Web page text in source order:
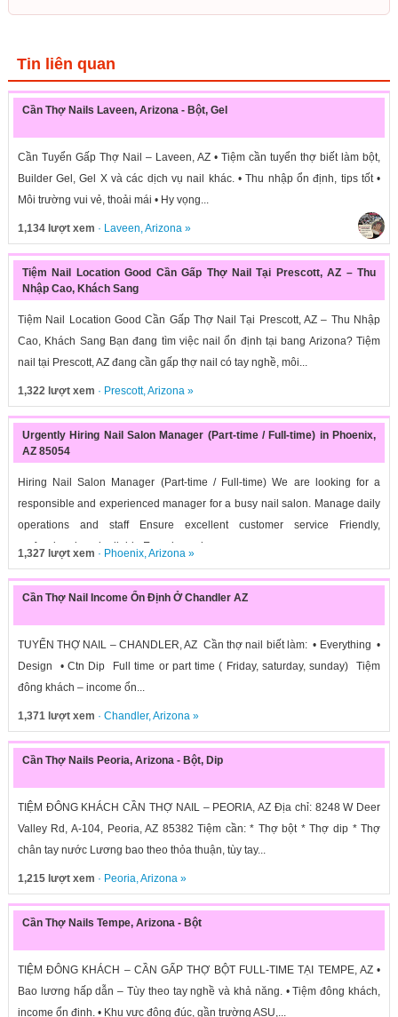
Tin liên quan
Cần Thợ Nails Laveen, Arizona - Bột, Gel
Cần Tuyển Gấp Thợ Nail – Laveen, AZ • Tiệm cần tuyển thợ biết làm bột,
Builder Gel, Gel X và các dịch vụ nail khác. • Thu nhập ổn định, tips tốt •
Môi trường vui vẻ, thoải mái • Hy vọng...
1,134 lượt xem · Laveen,Arizona»
Tiệm Nail Location Good Cần Gấp Thợ Nail Tại Prescott, AZ – Thu
Nhập Cao, Khách Sang
Tiệm Nail Location Good Cần Gấp Thợ Nail Tại Prescott, AZ – Thu Nhập
Cao, Khách Sang Bạn đang tìm việc nail ổn định tại bang Arizona? Tiệm
nail tại Prescott, AZ đang cần gấp thợ nail có tay nghề, môi...
1,322 lượt xem · Prescott,Arizona»
Urgently Hiring Nail Salon Manager (Part-time / Full-time) in Phoenix,
AZ 85054
Hiring Nail Salon Manager (Part-time / Full-time) We are looking for a
responsible and experienced manager for a busy nail salon. Manage daily
operations and staff Ensure excellent customer service Friendly,
professional, and reliable Experience in...
1,327 lượt xem · Phoenix,Arizona»
Cần Thợ Nail Income Ổn Định Ở Chandler AZ
TUYỂN THỢ NAIL – CHANDLER, AZ Cần thợ nail biết làm: • Everything •
Design • Ctn Dip Full time or part time ( Friday, saturday, sunday) Tiệm
đông khách – income ổn...
1,371 lượt xem · Chandler,Arizona»
Cần Thợ Nails Peoria, Arizona - Bột, Dip
TIỆM ĐÔNG KHÁCH CẦN THỢ NAIL – PEORIA, AZ Địa chỉ: 8248 W Deer
Valley Rd, A-104, Peoria, AZ 85382 Tiệm cần: * Thợ bột * Thợ dip * Thợ
chân tay nước Lương bao theo thỏa thuận, tùy tay...
1,215 lượt xem · Peoria,Arizona»
Cần Thợ Nails Tempe, Arizona - Bột
TIỆM ĐÔNG KHÁCH – CẦN GẤP THỢ BỘT FULL-TIME TẠI TEMPE, AZ •
Bao lương hấp dẫn – Tùy theo tay nghề và khả năng. • Tiệm đông khách,
income ổn định. • Khu vực đông đúc, gần trường ASU,...